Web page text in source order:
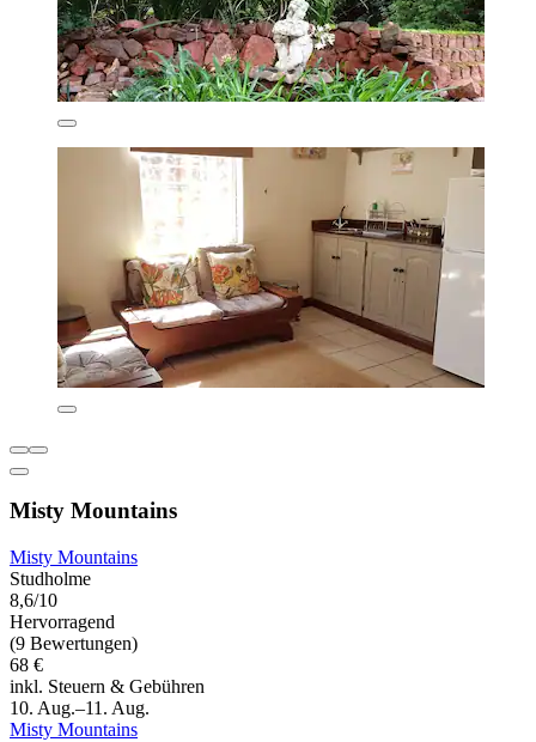
Misty Mountains
Misty Mountains
Studholme
8,6/10
Hervorragend
(9 Bewertungen)
68 €
inkl. Steuern & Gebühren
10. Aug.–11. Aug.
Misty Mountains